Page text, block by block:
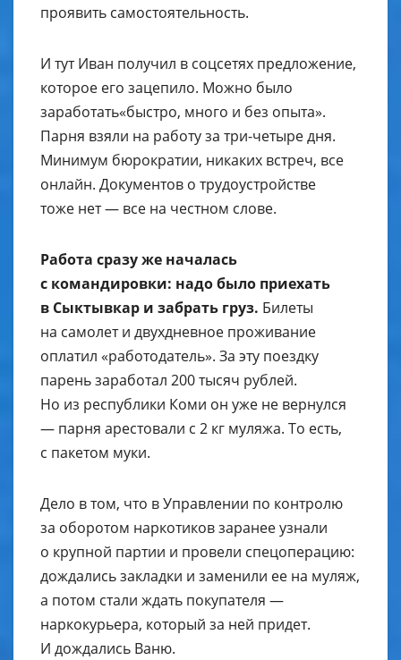
проявить самостоятельность.
И тут Иван получил в соцсетях предложение,
которое его зацепило. Можно было
заработать«быстро, много и без опыта».
Парня взяли на работу за три-четыре дня.
Минимум бюрократии, никаких встреч, все
онлайн. Документов о трудоустройстве
тоже нет — все на честном слове.
Работа сразу же началась
с командировки: надо было приехать
в Сыктывкар и забрать груз. Билеты
на самолет и двухдневное проживание
оплатил «работодатель». За эту поездку
парень заработал 200 тысяч рублей.
Но из республики Коми он уже не вернулся
— парня арестовали с 2 кг муляжа. То есть,
с пакетом муки.
Дело в том, что в Управлении по контролю
за оборотом наркотиков заранее узнали
о крупной партии и провели спецоперацию:
дождались закладки и заменили ее на муляж,
а потом стали ждать покупателя —
наркокурьера, который за ней придет.
И дождались Ваню.